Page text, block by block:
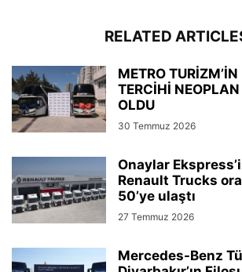
RELATED
METRO
TERCİHİ
OLDU
30 Temmuz 2026
Onaylar
Renault Trucks
50’ye ulaştı
27 Temmuz 2026
Mercedes-Benz